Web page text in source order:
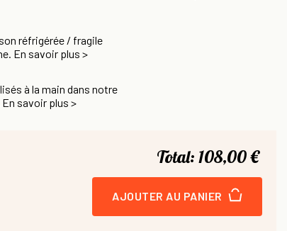
réfrigérée / fragile
En savoir plus >
à la main dans notre
savoir plus >
Total: 108,00 €
AJOUTER AU PANIER